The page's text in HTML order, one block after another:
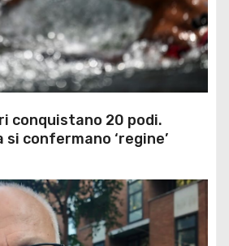
conquistano 20 podi.
si confermano ‘regine’